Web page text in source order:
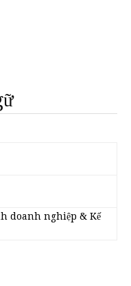
doanh nghiệp & Kế